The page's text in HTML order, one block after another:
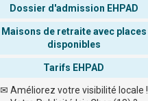
Dossier d'admission EHPAD
Maisons de retraite avec places
disponibles
Tarifs EHPAD
✉ Améliorez votre visibilité locale !